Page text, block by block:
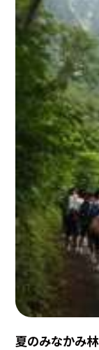
夏のみなかみ